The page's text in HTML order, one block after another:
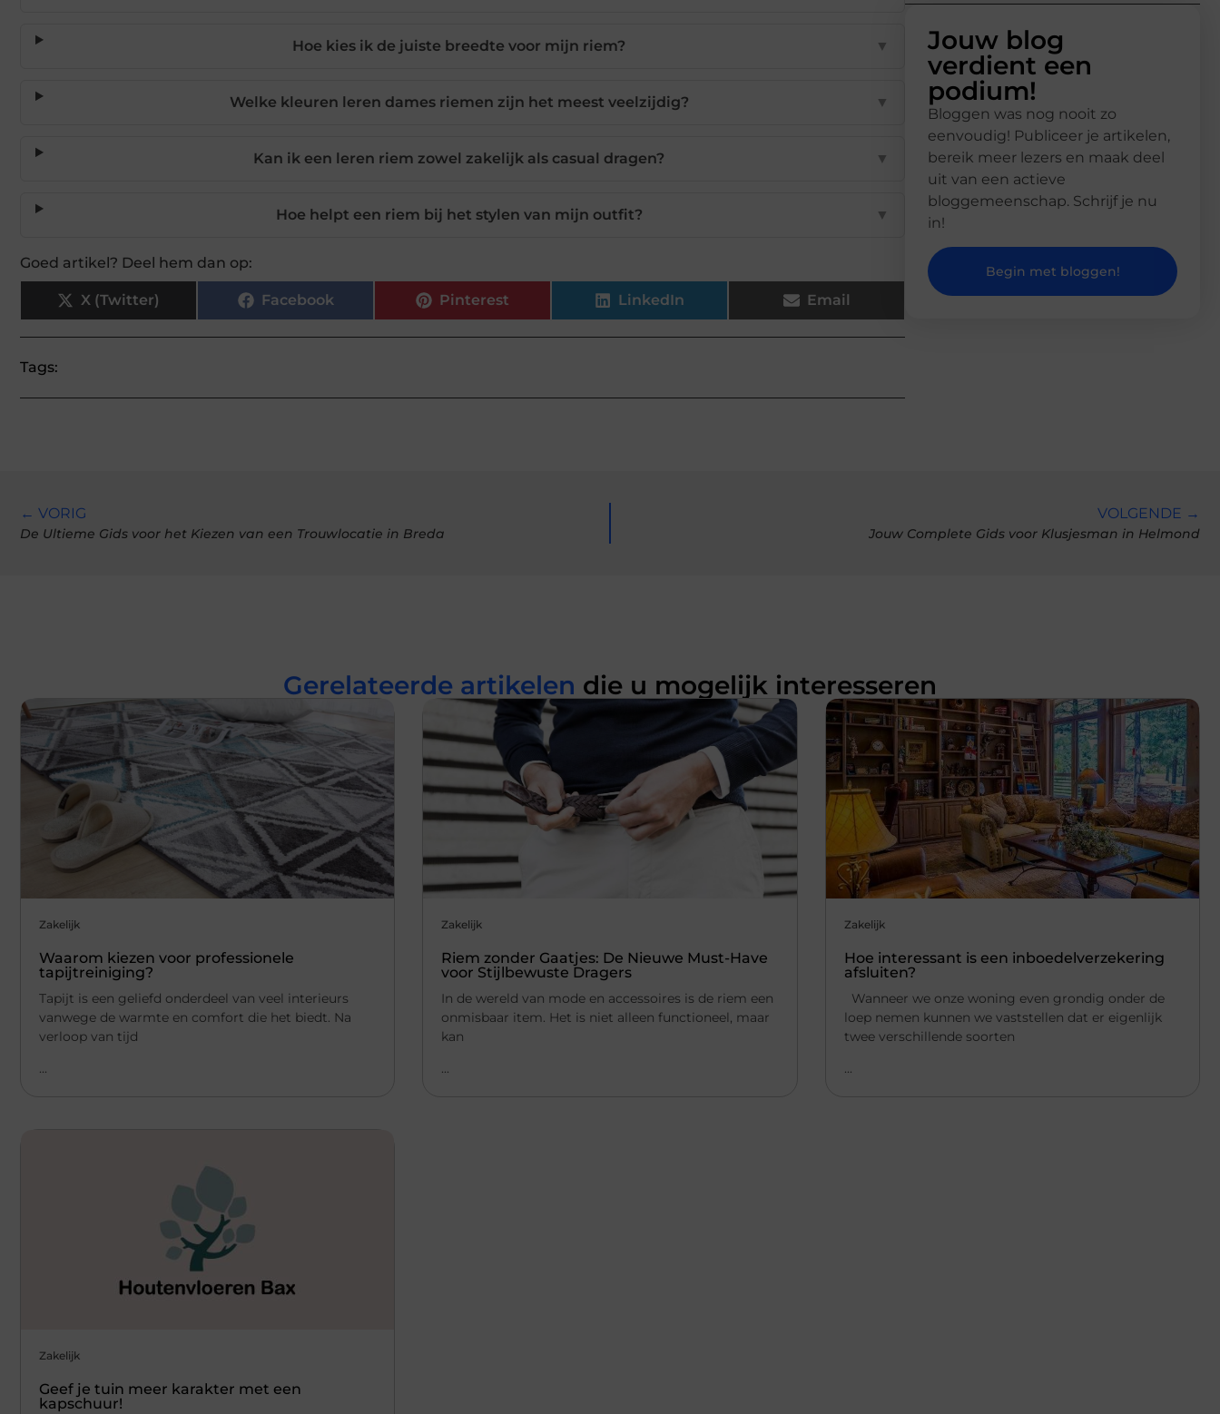
Hoe kies ik de juiste breedte voor mijn riem? ▼
Welke kleuren leren dames riemen zijn het meest veelzijdig? ▼
Kan ik een leren riem zowel zakelijk als casual dragen? ▼
Hoe helpt een riem bij het stylen van mijn outfit? ▼
Goed artikel? Deel hem dan op:
X (Twitter) Facebook Pinterest LinkedIn Email
Tags:
Jouw blog
verdient een
podium!
Bloggen was nog nooit zo
eenvoudig! Publiceer je artikelen,
bereik meer lezers en maak deel
uit van een actieve
bloggemeenschap. Schrijf je nu
in!
Begin met bloggen!
← VORIG
De Ultieme Gids voor het Kiezen van een Trouwlocatie in Breda
VOLGENDE →
Jouw Complete Gids voor Klusjesman in Helmond
Gerelateerde artikelen die u mogelijk interesseren
Zakelijk
Waarom kiezen voor professionele
tapijtreiniging?
Tapijt is een geliefd onderdeel van veel interieurs
vanwege de warmte en comfort die het biedt. Na
verloop van tijd
...
Zakelijk
Riem zonder Gaatjes: De Nieuwe Must-Have
voor Stijlbewuste Dragers
In de wereld van mode en accessoires is de riem een
onmisbaar item. Het is niet alleen functioneel, maar
kan
...
Zakelijk
Hoe interessant is een inboedelverzekering
afsluiten?
Wanneer we onze woning even grondig onder de
loep nemen kunnen we vaststellen dat er eigenlijk
twee verschillende soorten
...
Zakelijk
Geef je tuin meer karakter met een
kapschuur!